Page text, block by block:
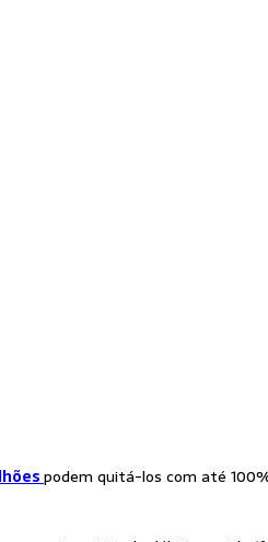
podem quitá-los com até